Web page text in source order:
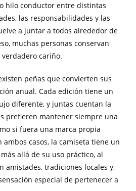
hilo conductor entre distintas
las responsabilidades y las
a juntar a todos alrededor de
muchas personas conservan
cariño.
peñas que convierten sus
anual. Cada edición tiene un
diferente, y juntas cuentan la
prefieren mantener siempre una
si fuera una marca propia
ambos casos, la camiseta tiene un
allá de su uso práctico, al
amistades, tradiciones locales y,
especial de pertenecer a